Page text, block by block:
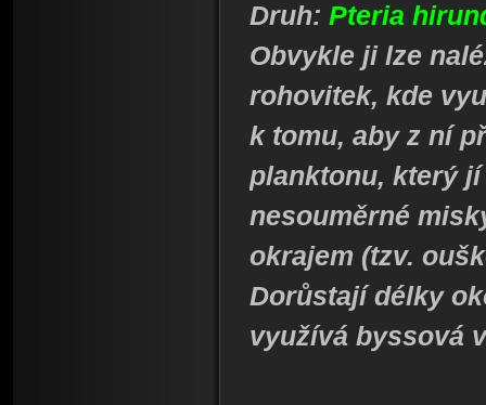
Druh: Pteria
Obvykle ji lze
rohovitek, kde
k tomu, aby z ní
planktonu, který
nesouměrné
okrajem (tzv.
Dorůstají délky
využívá byssová